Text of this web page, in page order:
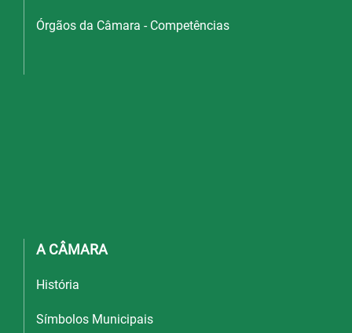
Órgãos da Câmara - Competências
A CÂMARA
História
Símbolos Municipais